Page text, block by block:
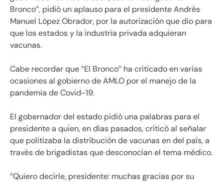
Bronco”, pidió un aplauso para el presidente Andrés
Manuel López Obrador, por la autorización que dio para
que los estados y la industria privada adquieran
vacunas.
Cabe recordar que “El Bronco” ha criticado en varias
ocasiones al gobierno de AMLO por el manejo de la
pandemia de Covid-19.
El gobernador del estado pidió una palabras para el
presidente a quien, en días pasados, criticó al señalar
que politizaba la distribución de vacunas en del país, a
través de brigadistas que desconocían el tema médico.
“Quiero decirle, presidente: muchas gracias por su